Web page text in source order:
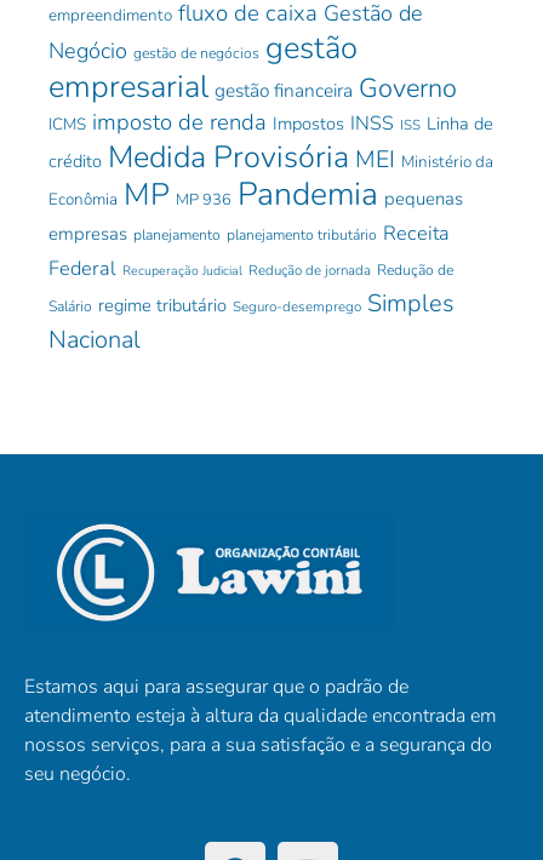
empreendimento fluxo de caixa Gestão de
Negócio gestão de negócios gestão
empresarial gestão financeira Governo
ICMS imposto de renda Impostos INSS ISS Linha de
crédito Medida Provisória MEI Ministério da
Econômia MP MP 936 Pandemia pequenas
empresas planejamento planejamento tributário Receita
Federal Recuperação Judicial Redução de jornada Redução de
Salário regime tributário Seguro-desemprego Simples
Nacional
Estamos aqui para assegurar que o padrão de
atendimento esteja à altura da qualidade encontrada em
nossos serviços, para a sua satisfação e a segurança do
seu negócio.